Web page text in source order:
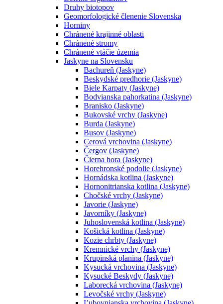
Druhy biotopov
Geomorfologické členenie Slovenska
Horniny
Chránené krajinné oblasti
Chránené stromy
Chránené vtáčie územia
Jaskyne na Slovensku
Bachureň (Jaskyne)
Beskydské predhorie (Jaskyne)
Biele Karpaty (Jaskyne)
Bodvianska pahorkatina (Jaskyne)
Branisko (Jaskyne)
Bukovské vrchy (Jaskyne)
Burda (Jaskyne)
Busov (Jaskyne)
Cerová vrchovina (Jaskyne)
Čergov (Jaskyne)
Čierna hora (Jaskyne)
Horehronské podolie (Jaskyne)
Hornádska kotlina (Jaskyne)
Hornonitrianska kotlina (Jaskyne)
Chočské vrchy (Jaskyne)
Javorie (Jaskyne)
Javorníky (Jaskyne)
Juhoslovenská kotlina (Jaskyne)
Košická kotlina (Jaskyne)
Kozie chrbty (Jaskyne)
Kremnické vrchy (Jaskyne)
Krupinská planina (Jaskyne)
Kysucká vrchovina (Jaskyne)
Kysucké Beskydy (Jaskyne)
Laborecká vrchovina (Jaskyne)
Levočské vrchy (Jaskyne)